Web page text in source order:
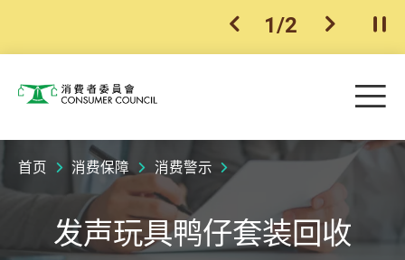
上一个
1/2 下一个开
消费者委员会 目
首页 消费保障 消费警示
发声玩具鸭仔套装回收